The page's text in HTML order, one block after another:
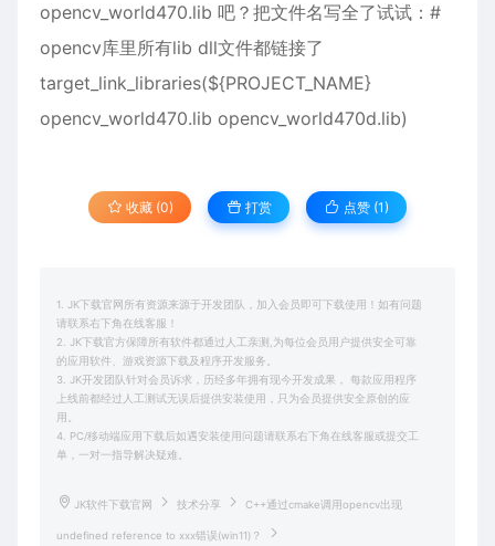
opencv_world470.lib 吧？把文件名写全了试试：#
opencv库里所有lib dll文件都链接了
target_link_libraries(${PROJECT_NAME}
opencv_world470.lib opencv_world470d.lib)
收藏 (0) 打赏 点赞 (1)
1. JK下载官网所有资源来源于开发团队，加入会员即可下载使用！如有问题
请联系右下角在线客服！
2. JK下载官方保障所有软件都通过人工亲测,为每位会员用户提供安全可靠
的应用软件、游戏资源下载及程序开发服务。
3. JK开发团队针对会员诉求，历经多年拥有现今开发成果， 每款应用程序
上线前都经过人工测试无误后提供安装使用，只为会员提供安全原创的应
用。
4. PC/移动端应用下载后如遇安装使用问题请联系右下角在线客服或提交工
单，一对一指导解决疑难。
JK软件下载官网 技术分享 C++通过cmake调用opencv出现
undefined reference to xxx错误(win11)？